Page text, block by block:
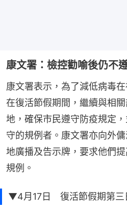
康文署：檢控勸喻後仍不
康文署表示，為了減低病毒
在復活節假期間，繼續與相
地，確保市民遵守防疫規定
守的規例者。康文署亦向外
地廣播及告示牌，要求他們
規例。
▼4月17日 復活節假期第三